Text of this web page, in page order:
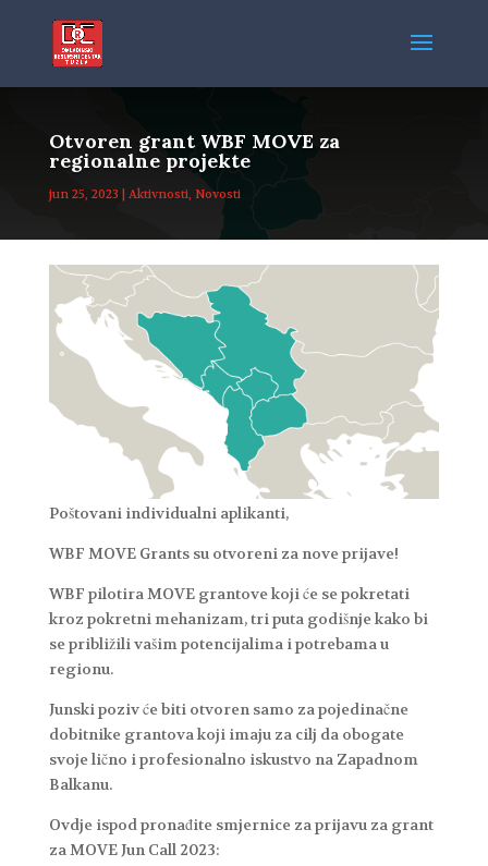
Otvoren grant WBF MOVE za
regionalne projekte
jun 25, 2023 Aktivnosti, Novosti
Poštovani individualni aplikanti,
WBF MOVE Grants su otvoreni za nove prijave!
WBF pilotira MOVE grantove koji će se pokretati
kroz pokretni mehanizam, tri puta godišnje kako bi
se približili vašim potencijalima i potrebama u
regionu.
Junski poziv će biti otvoren samo za pojedinačne
dobitnike grantova koji imaju za cilj da obogate
svoje lično i profesionalno iskustvo na Zapadnom
Balkanu.
Ovdje ispod pronađite smjernice za prijavu za grant
za MOVE Jun Call 2023: